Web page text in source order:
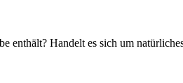
Handelt es sich um